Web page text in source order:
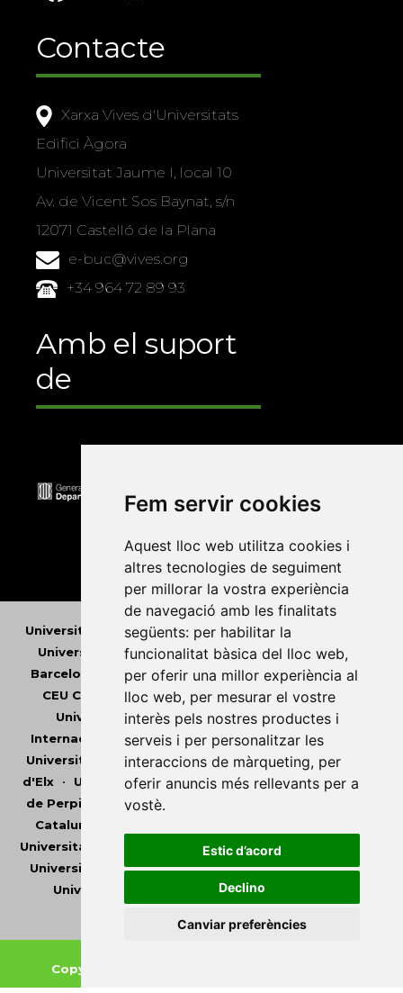
Fem servir cookies
Aquest lloc web utilitza cookies i
altres tecnologies de seguiment
per millorar la vostra experiència
de navegació amb les finalitats
següents: per habilitar la
funcionalitat bàsica del lloc web,
per oferir una millor experiència al
lloc web, per mesurar el vostre
interès pels nostres productes i
serveis i per personalitzar les
interaccions de màrqueting, per
oferir anuncis més rellevants per a
vostè.
Estic d’acord
Declino
Canviar preferències
Contacte
Xarxa Vives d'Universitats
Edifici Àgora
Universitat Jaume I, local 10
Av. de Vicent Sos Baynat, s/n
12071 Castelló de la Plana
e-buc@vives.org
+34 964 72 89 93
Amb el suport
de
Universitat Abat Oliba CEU•Universitat d'Alacant
Universitat d'Andorra•Universitat Autònoma de
Barcelona
Universitat de Barcelona•Universitat
CEU Cardenal Herrera
•Universitat de Girona
Universitat de les Illes Balears•Universitat
Internacional de Catalunya •Universitat Jaume I
Universitat de Lleida•Universitat Miguel Hernández
d'Elx• Universitat Oberta de Catalunya•Universitat
de Perpinyà Via Domitia
Catalunya
Universitat Pompeu Fabra
•Universitat Ramon Llull
Universitat Rovira i Virgili•Universitat de Sàsser•
Universitat de València
•Universitat de Vic -
Copyright © 2026